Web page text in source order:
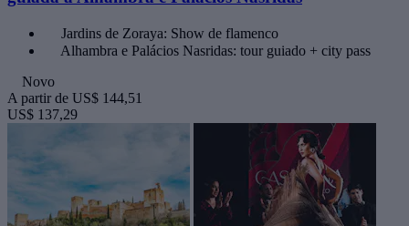
Jardins de Zoraya: Show de flamenco
Alhambra e Palácios Nasridas: tour guiado + city pass
Novo
A partir de US$ 144,51
US$ 137,29